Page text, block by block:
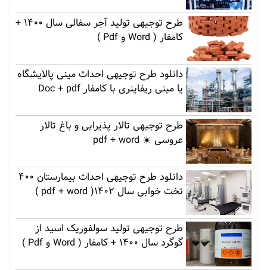
طرح توجیهی تولید آجر سفالی سال 1400 +
کامفار ( Word و Pdf )
دانلود طرح توجیهی احداث مینی پالایشگاه
یا مینی ریفاینری با کامفار Doc + pdf
طرح توجیهی تالار پذیرایی و باغ تالار
عروسی ☀️ pdf + word
دانلود طرح توجیهی احداث بیمارستان 400
تخت خوابی سال 1402( pdf + word )
طرح توجیهی تولید سولفوریک اسید از
گوگرد سال 1400 + کامفار ( Word و Pdf )